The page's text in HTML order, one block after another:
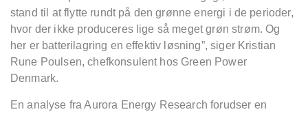
stand til at flytte rundt på den grønne energi i de perioder,
hvor der ikke produceres lige så meget grøn strøm. Og
her er batterilagring en effektiv løsning”, siger Kristian
Rune Poulsen, chefkonsulent hos Green Power
Denmark.
En analyse fra Aurora Energy Research forudser en